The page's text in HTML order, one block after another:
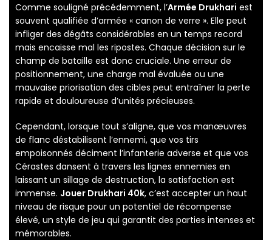
Comme souligné précédemment, l’Armée Drukhari est
souvent qualifiée d’armée « canon de verre ». Elle peut
infliger des dégâts considérables en un temps record
mais encaisse mal les ripostes. Chaque décision sur le
champ de bataille est donc cruciale. Une erreur de
positionnement, une charge mal évaluée ou une
mauvaise priorisation des cibles peut entraîner la perte
rapide et douloureuse d’unités précieuses.
Cependant, lorsque tout s’aligne, que vos manœuvres
de flanc déstabilisent l’ennemi, que vos tirs
empoisonnés déciment l’infanterie adverse et que vos
Cérastes dansent à travers les lignes ennemies en
laissant un sillage de destruction, la satisfaction est
immense. Jouer Drukhari 40k, c’est accepter un haut
niveau de risque pour un potentiel de récompense
élevé, un style de jeu qui garantit des parties intenses et
mémorables.